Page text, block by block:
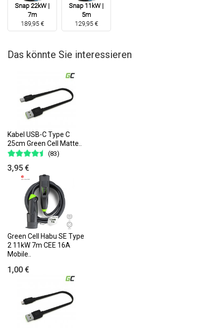
Snap 22kW |
7m
189,95 €
Snap 11kW |
5m
129,95 €
Das könnte Sie interessieren
Kabel USB-C Type C
25cm Green Cell Matte..
(83)
3,95 €
Green Cell Habu SE Type
2 11kW 7m CEE 16A
Mobile..
1,00 €